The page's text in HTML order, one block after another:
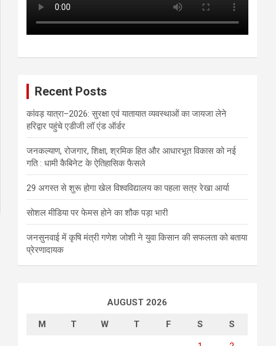
Recent Posts
कांवड़ यात्रा–2026: सुरक्षा एवं यातायात व्यवस्थाओं का जायजा लेने
हरिद्वार पहुंचे एडीजी लॉ एंड ऑर्डर
जनकल्याण, रोजगार, शिक्षा, श्रमिक हित और आधारभूत विकास को नई
गति : धामी कैबिनेट के ऐतिहासिक फैसले
29 अगस्त से शुरू होगा खेल विश्वविद्यालय का पहला सत्र रेखा आर्या
सोशल मीडिया पर फेमस होने का शौक पड़ा भारी
जनसुनवाई में कृषि मंत्री गणेश जोशी ने युवा किसान की सफलता को बताया
प्रेरणादायक
AUGUST 2026
M T W T F S S